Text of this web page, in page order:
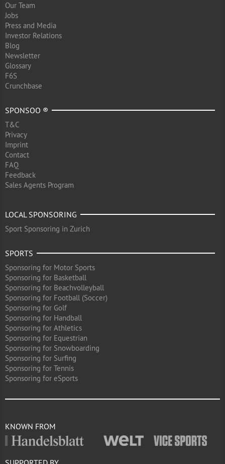
Our Team
Jobs
Press and Media
Investor Relations
Blog
Newsletter
Glossary
F6S
Crunchbase
SPONSOO ®
T&C
Privacy
Imprint
Contact
FAQ
Feedback
Sales Agents Program
LOCAL SPONSORING
Sport Sponsoring in Zurich
SPORTS
Sponsoring for Motor Sports
Sponsoring for Basketball
Sponsoring for Beachvolleyball
Sponsoring for Football (Soccer)
Sponsoring for Golf
Sponsoring for Handball
Sponsoring for Athletics
Sponsoring for Equestrian
Sponsoring for Snowboarding
Sponsoring for Surfing
Sponsoring for Tennis
Sponsoring for eSports
KNOWN FROM